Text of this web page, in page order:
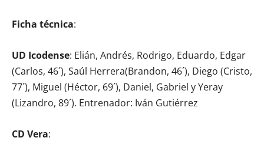
Ficha técnica:
UD Icodense: Elián, Andrés, Rodrigo, Eduardo, Edgar
(Carlos, 46´), Saúl Herrera(Brandon, 46´), Diego (Cristo,
77´), Miguel (Héctor, 69´), Daniel, Gabriel y Yeray
(Lizandro, 89´). Entrenador: Iván Gutiérrez
CD Vera: